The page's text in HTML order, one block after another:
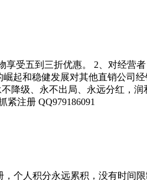
受五到三折优惠。 2、对经营
起和稳健发展对其他直销公司
降级、永不出局、永远分红，
紧注册 QQ979186091
个人积分永远累积，没有时间